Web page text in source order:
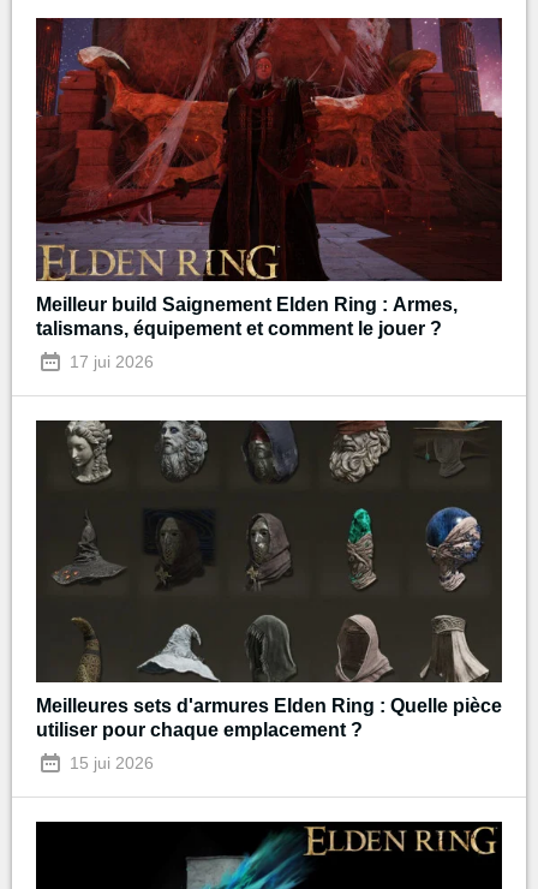
Meilleur build Saignement Elden Ring : Armes,
talismans, équipement et comment le jouer ?
17 jui 2026
Meilleures sets d'armures Elden Ring : Quelle pièce
utiliser pour chaque emplacement ?
15 jui 2026